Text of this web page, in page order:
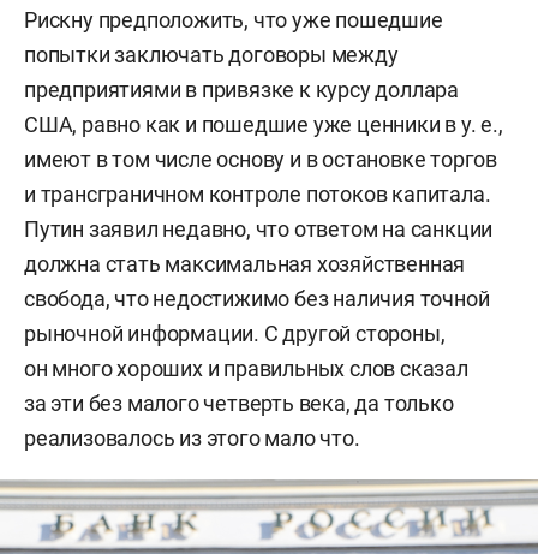
Рискну предположить, что уже пошедшие
попытки заключать договоры между
предприятиями в привязке к курсу доллара
США, равно как и пошедшие уже ценники в у. е.,
имеют в том числе основу и в остановке торгов
и трансграничном контроле потоков капитала.
Путин заявил недавно, что ответом на санкции
должна стать максимальная хозяйственная
свобода, что недостижимо без наличия точной
рыночной информации. С другой стороны,
он много хороших и правильных слов сказал
за эти без малого четверть века, да только
реализовалось из этого мало что.